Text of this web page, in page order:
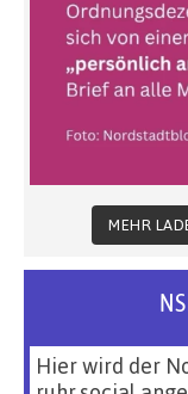
MEHR
Hier wird der